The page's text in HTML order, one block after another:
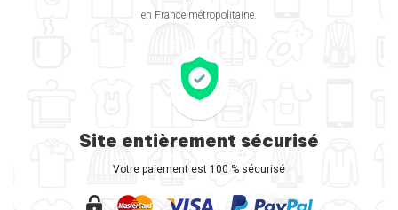
en France métropolitaine.
Site entièrement sécurisé
Votre paiement est 100 % sécurisé